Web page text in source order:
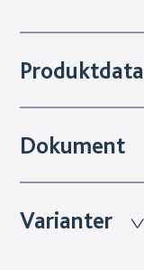
Produktdata
Dokument
Varianter